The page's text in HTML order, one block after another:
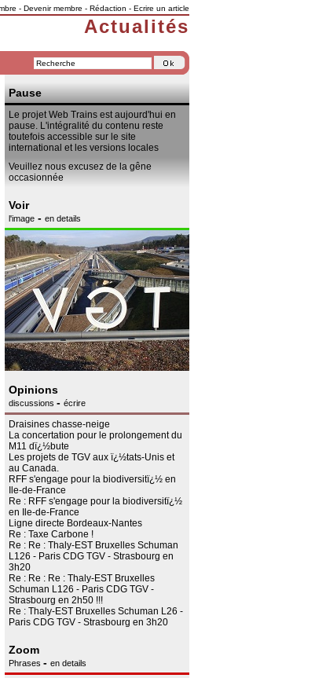
- Devenir membre - Rédaction - Ecrire un article
Actualités
Pause
Le projet Web Trains est aujourd'hui en
pause. L'intégralité du contenu reste
toutefois accessible sur le site
international et les versions locales
Veuillez nous excusez de la gêne
occasionnée
Voir
l'image- en details
Opinions
discussions - écrire
Draisines chasse-neige
La concertation pour le prolongement du
M11 dï¿½bute
Les projets de TGV aux ï¿½tats-Unis et
au Canada.
RFF s'engage pour la biodiversitï¿½ en
Ile-de-France
Re : RFF s'engage pour la biodiversitï¿½
en Ile-de-France
Ligne directe Bordeaux-Nantes
Re : Taxe Carbone !
Re : Re : Thaly-EST Bruxelles Schuman
L126 - Paris CDG TGV - Strasbourg en
3h20
Re : Re : Re : Thaly-EST Bruxelles
Schuman L126 - Paris CDG TGV -
Strasbourg en 2h50 !!!
Re : Thaly-EST Bruxelles Schuman L26 -
Paris CDG TGV - Strasbourg en 3h20
Zoom
Phrases - en details